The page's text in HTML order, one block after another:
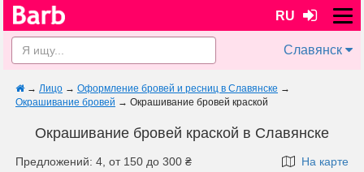
RU
Славянск
→ Лицо → Оформление бровей и ресниц в Славянске →
Окрашивание бровей → Окрашивание бровей краской
Окрашивание бровей краской в Славянске
Предложений: 4, от 150 до 300 ₴ На карте